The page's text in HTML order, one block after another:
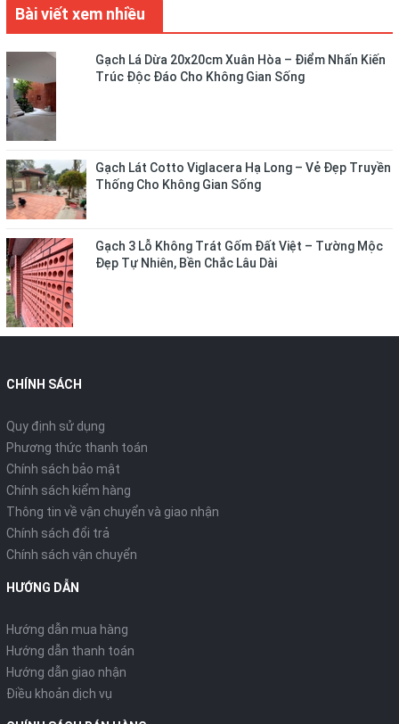
Bài viết xem nhiều
Gạch Lá Dừa 20x20cm Xuân Hòa – Điểm Nhấn Kiến
Trúc Độc Đáo Cho Không Gian Sống
Gạch Lát Cotto Viglacera Hạ Long – Vẻ Đẹp Truyền
Thống Cho Không Gian Sống
Gạch 3 Lỗ Không Trát Gốm Đất Việt – Tường Mộc
Đẹp Tự Nhiên, Bền Chắc Lâu Dài
CHÍNH SÁCH
Quy định sử dụng
Phương thức thanh toán
Chính sách bảo mật
Chính sách kiểm hàng
Thông tin về vận chuyển và giao nhận
Chính sách đổi trả
Chính sách vận chuyển
HƯỚNG DẪN
Hướng dẫn mua hàng
Hướng dẫn thanh toán
Hướng dẫn giao nhận
Điều khoản dịch vụ